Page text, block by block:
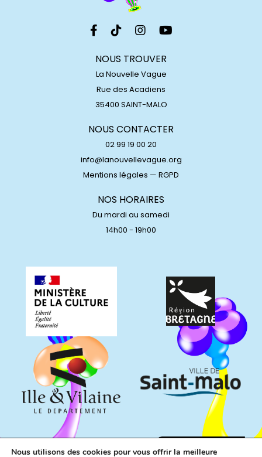
NOUS TROUVER
La Nouvelle Vague
Rue des Acadiens
35400 SAINT-MALO
NOUS CONTACTER
02 99 19 00 20
info@lanouvellevague.org
Mentions légales — RGPD
NOS HORAIRES
Du mardi au samedi
14h00 - 19h00
Nous utilisons des cookies pour vous offrir la meilleure